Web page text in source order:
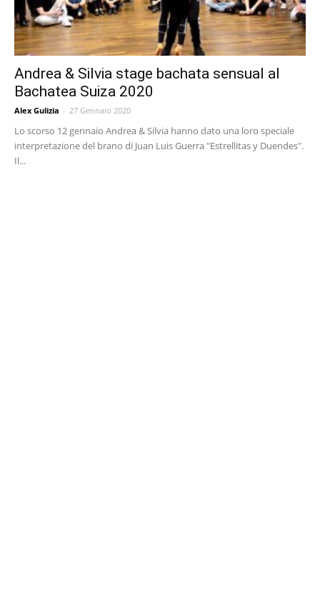
Andrea & Silvia stage bachata sensual al
Bachatea Suiza 2020
Alex Gulizia - 27 Gennaio 2020
Lo scorso 12 gennaio Andrea & Silvia hanno dato una loro speciale
interpretazione del brano di Juan Luis Guerra "Estrellitas y Duendes".
Il...